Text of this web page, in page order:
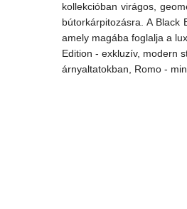
kollekcióban virágos,
bútorkárpitozásra. A
amely magába foglalja a
Edition - exkluzív, modern
árnyaltatokban, Romo -